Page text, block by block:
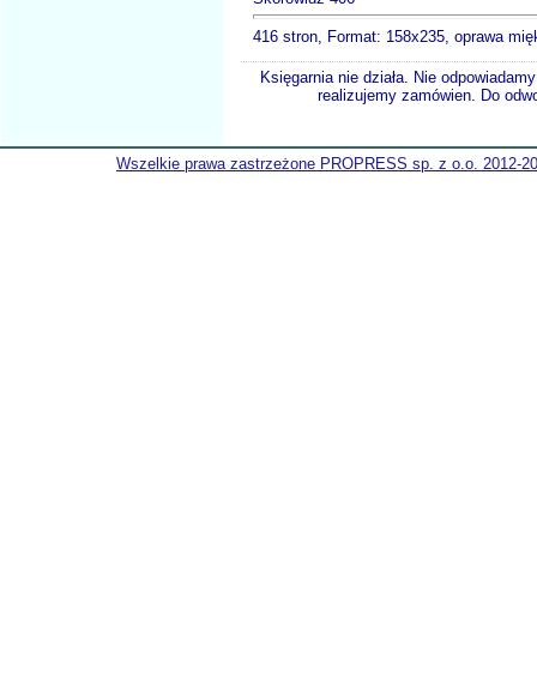
416 stron, Format: 158x235, oprawa
Księgarnia nie działa. Nie
realizujemy zamówien. Do
Wszelkie prawa zastrzeżone PROPRESS sp. z o.o. 2012-